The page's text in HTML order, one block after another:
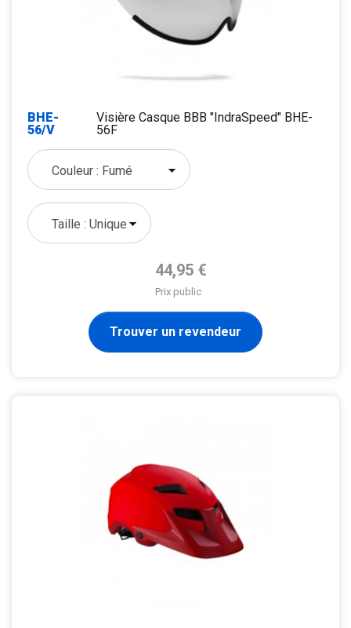
BHE-
56/V
Visière Casque BBB "IndraSpeed" BHE-
56F
Prix de base
44,95 €
Prix public
Trouver un revendeur